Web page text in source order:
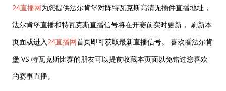
24直播网为您提供法尔肯堡对阵特瓦克斯高清无插件直播地址，
法尔肯堡直播和特瓦克斯直播信号将在开赛前实时更新， 刷新本
页面或进入24直播网首页即可获取最新直播信号。 喜欢看法尔肯
堡 VS 特瓦克斯比赛的朋友可以提前收藏本页面以免错过您喜欢
的赛事直播。